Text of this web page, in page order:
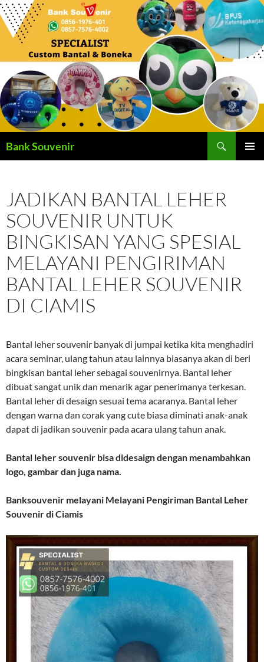
Langsung
ke
Bank Souvenir
JADIKAN BANTAL LEHER
SOUVENIR UNTUK
BINGKISAN YANG SPESIAL
MELAYANI PENGIRIMAN
BANTAL LEHER SOUVENIR
DI CIAMIS
Bantal leher souvenir banyak di jumpai ketika kita menghadiri
acara seminar, ulang tahun atau lainnya biasanya akan di beri
bingkisan bantal leher sebagai souvenirnya. Bantal leher
dibuat sangat unik dan menarik agar penerimanya terkesan.
Bantal leher di desaign sesuai tema acaranya. Bantal leher
dengan warna dan corak yang cute biasa diminati anak-anak
dapat di jadikan souvenir pada acara ulang tahun anak.
Bantal leher souvenir bisa didesaign dengan menambahkan
logo, gambar dan juga nama.
Banksouvenir melayani Melayani Pengiriman Bantal Leher
Souvenir di Ciamis